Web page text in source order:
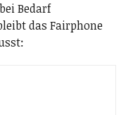
Bedarf
das Fairphone